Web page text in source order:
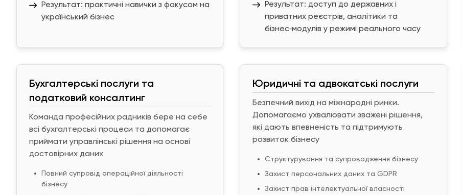
Результат: практичні навички з фокусом на
український бізнес
Результат: доступ до державних і
приватних реєстрів, аналітики та
бізнес‑модулів у режимі реального часу
Бухгалтерські послуги та
податковий консалтинг
Команда професійних радників бере на себе
всі бухгалтерські процеси та допомагає
приймати управлінські рішення на основі
достовірних даних
Повний супровід операційної діяльності
бізнесу
Юридичні та адвокатські послуги
Безпечний вихід на міжнародні ринки.
Допомагаємо ухвалювати зважені рішення,
які дають впевненість та підтримують
розвиток бізнесу
Структурування та супроводження бізнесу
Захист персональних даних та GDPR
Захист прав інтелектуальної власності